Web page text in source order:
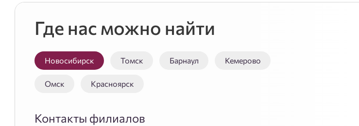
Где нас можно найти
Новосибирск Томск Барнаул Кемерово
Омск Красноярск
Контакты филиалов